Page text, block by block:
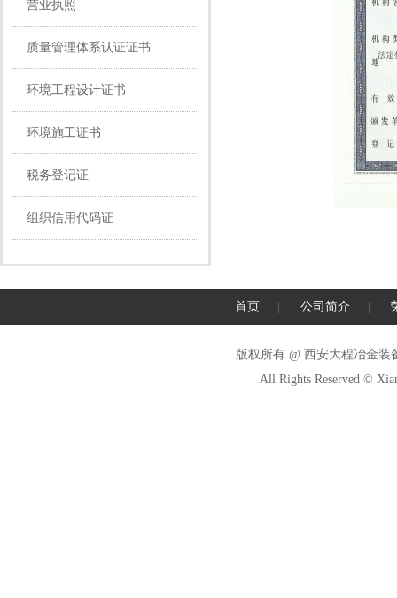
营业执照
质量管理体系认证证书
环境工程设计证书
环境施工证书
税务登记证
组织信用代码证
首页 公司简介
版权所有 @ 西安大程冶金装
All Rights Reserved ©